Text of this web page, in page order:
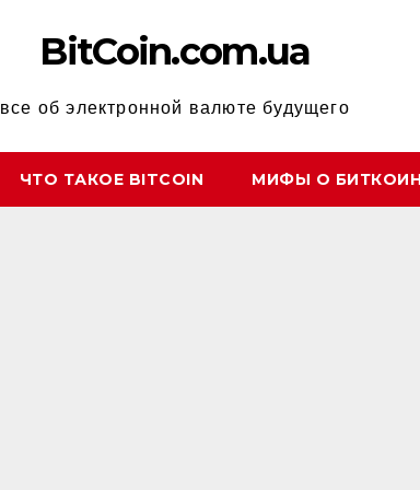
BitCoin.com.ua
все об электронной валюте будущего
ЧТО ТАКОЕ BITCOIN МИФЫ О